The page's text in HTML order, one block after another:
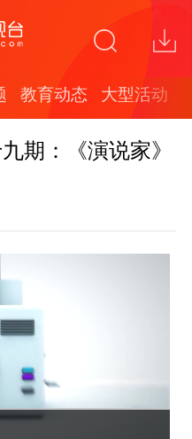
教育动态 大型活动
期：《演说家》